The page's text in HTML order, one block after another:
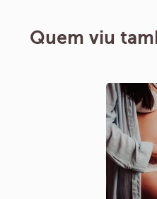
Quem viu